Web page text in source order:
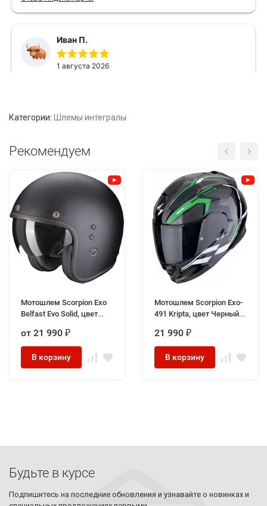
Категории: Шлемы интегралы
Рекомендуем
Мотошлем Scorpion Exo
Belfast Evo Solid, цвет
от 21 990 ₽
В корзину
Мотошлем Scorpion Exo-
491 Kripta, цвет Черный/
21 990 ₽
В корзину
Будьте в курсе
Подпишитесь на последние обновления и узнавайте о новинках и